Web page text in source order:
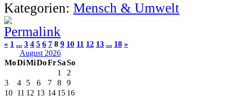
Kategorien: Mensch & Umwelt
« 1 ... 3 4 5 6 7 8 9 10 11 12 13 ... 18 »
August 2026
MoDiMiDoFrSaSo
1
2
3
4 5 6 7 8
9
10 11 12 13 14 15 16